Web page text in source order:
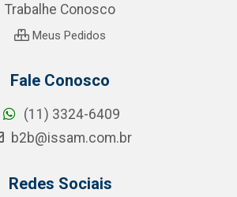
Trabalhe Conosco
Meus Pedidos
Fale Conosco
(11) 3324-6409
b2b@issam.com.br
Redes Sociais